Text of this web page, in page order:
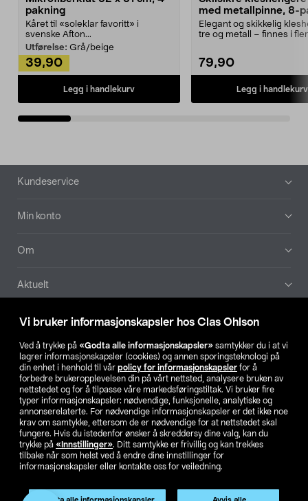
Vi bruker informasjonskapsler hos Clas Ohlson
Ved å trykke på «Godta alle informasjonskapsler» samtykker du i at vi
lagrer informasjonskapsler (cookies) og annen sporingsteknologi på
din enhet i henhold til vår policy for informasjonskapsler for å
forbedre brukeropplevelsen din på vårt nettsted, analysere bruken av
nettstedet og for å tilpasse våre markedsføringstiltak. Vi bruker fire
typer informasjonskapsler: nødvendige, funksjonelle, analytiske og
annonserelaterte. For nødvendige informasjonskapsler er det ikke noe
krav om samtykke, ettersom de er nødvendige for at nettstedet skal
fungere. Hvis du istedenfor ønsker å skreddersy dine valg, kan du
trykke på «Innstillinger». Ditt samtykke er frivillig og kan trekkes
tilbake når som helst ved å endre dine innstillinger for
informasjonskapsler eller kontakte oss for veiledning.
Produktet har utgått
pakning
Kåret til «soleklar favoritt» i
svenske Afton...
Utførelse: Grå/beige
39,90
Legg i handlekurv
med metallpinne, 8-
Elegant og skikkelig
tre og metall – finnes i
79,90
Legg i handlekurv
Bunntekst
Kundeservice
Min konto
Om
Aktuelt
Våre selskaper
Finn din butikk
SE NO FI
Endre til priser ekskl. moms